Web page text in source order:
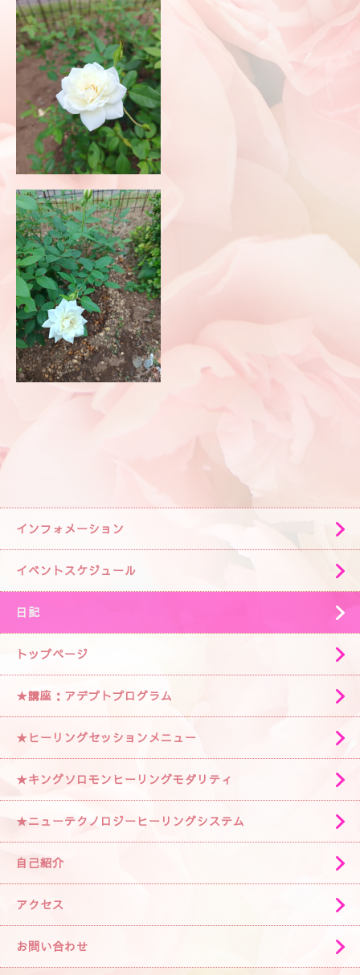
インフォメーション
イベントスケジュール
日記
トップページ
★講座：アデプトプログラム
★ヒーリングセッションメニュー
★キングソロモンヒーリングモダリティ
★ニューテクノロジーヒーリングシステム
自己紹介
アクセス
お問い合わせ